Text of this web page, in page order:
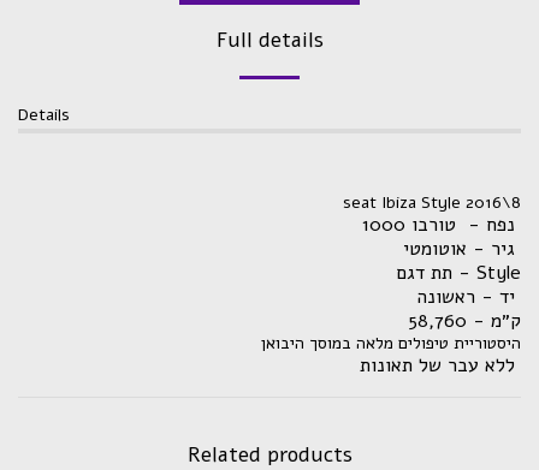
Full details
Details
seat Ibiza Style 2016\8
תת דגם - Style
ק״מ - 58 ,760
היסטוריית טיפולים מלאה במוסך היבואן
Related products